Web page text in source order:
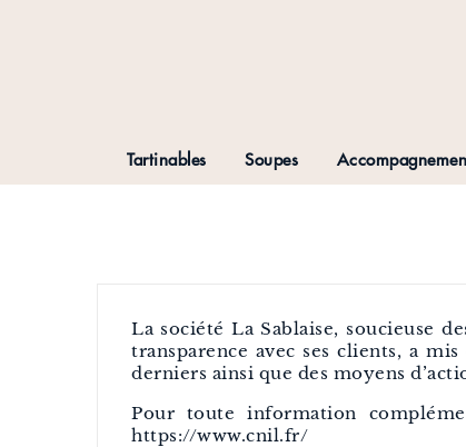
Tartinables Soupes
La société La Sablaise, soucieuse
transparence avec ses clients, a
derniers ainsi que des moyens
Pour toute information
https://www.cnil.fr/